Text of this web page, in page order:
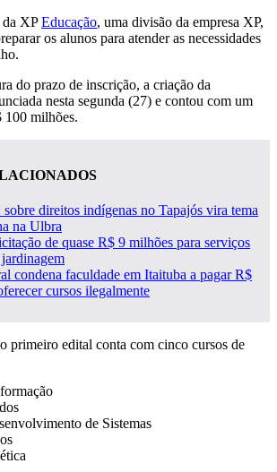
da XPEducação, uma divisão da empresa XP,
os alunos para atender as necessidades
do prazo de inscrição, a criação da
nesta segunda (27) e contou com um
100 milhões.
direitos indígenas no Tapajós vira tema
na Ulbra
de quase R$ 9 milhões para serviços
condena faculdade em Itaituba a pagar R$
cursos ilegalmente
primeiro edital conta com cinco cursos de
de Sistemas